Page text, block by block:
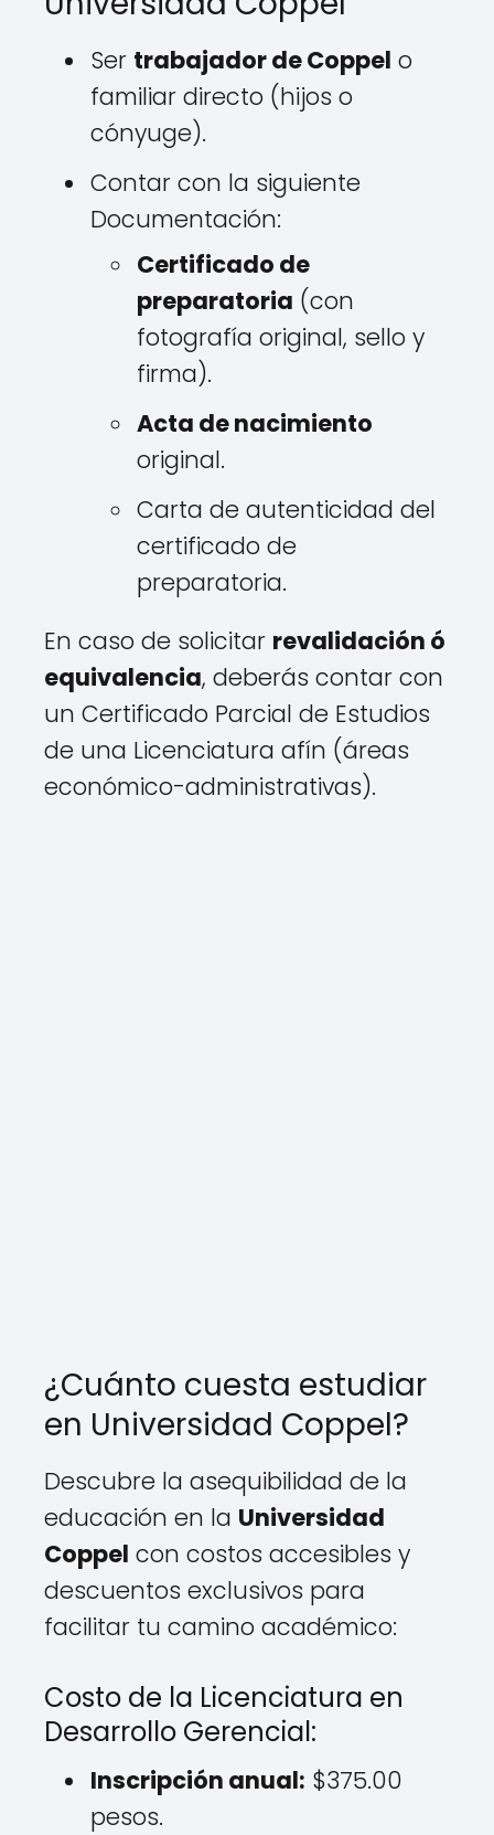
Ser trabajador de Coppel o
familiar directo (hijos o
cónyuge).
Contar con la siguiente
Documentación:
Certificado de
preparatoria (con
fotografía original, sello y
firma).
Acta de nacimiento
original.
Carta de autenticidad del
certificado de
preparatoria.
En caso de solicitar revalidación ó
equivalencia, deberás contar con
un Certificado Parcial de Estudios
de una Licenciatura afín (áreas
económico-administrativas).
¿Cuánto cuesta estudiar
en Universidad Coppel?
Descubre la asequibilidad de la
educación en la Universidad
Coppel con costos accesibles y
descuentos exclusivos para
facilitar tu camino académico:
Costo de la Licenciatura en
Desarrollo Gerencial:
Inscripción anual: $375.00
pesos.